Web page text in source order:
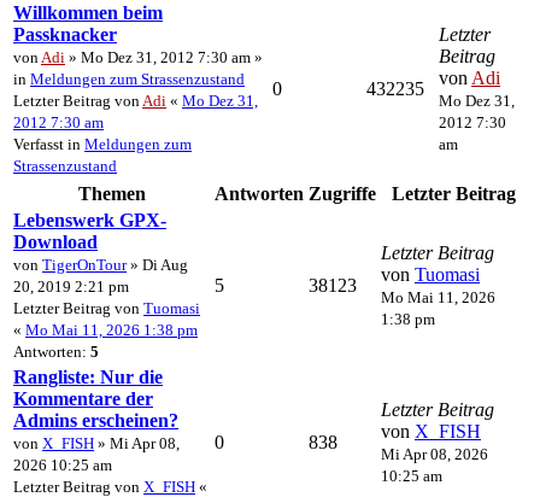
Willkommen beim
Passknacker
von Adi » Mo Dez 31, 2012 7:30 am »
in Meldungen zum Strassenzustand
Letzter Beitrag von Adi « Mo Dez 31,
2012 7:30 am
Verfasst in Meldungen zum
Strassenzustand
0 432235
Letzter
Beitrag
von Adi
Mo Dez 31,
2012 7:30
am
Themen Antworten Zugriffe
Letzter Beitrag
Lebenswerk GPX-
Download
von TigerOnTour» Di Aug
20, 2019 2:21 pm
Letzter Beitrag von Tuomasi
« Mo Mai 11, 2026 1:38 pm
Antworten: 5
5 38123
Letzter Beitrag
von Tuomasi
Mo Mai 11, 2026
1:38 pm
Rangliste: Nur die
Kommentare der
Admins erscheinen?
von X_FISH » Mi Apr 08,
2026 10:25 am
Letzter Beitrag von X_FISH «
0 838
Letzter Beitrag
von X_FISH
Mi Apr 08, 2026
10:25 am